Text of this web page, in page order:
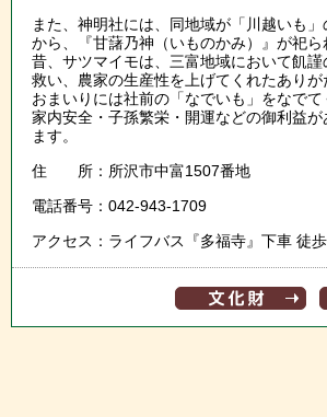
また、神明社には、同地域が「川越いも」
から、『甘藷乃神（いものかみ）』が祀ら
昔、サツマイモは、三富地域において飢
救い、農家の生産性を上げてくれたありが
おまいりには社前の「なでいも」をなでて
家内安全・子孫繁栄・開運などの御利益
ます。
住 所：所沢市中富1507番地
電話番号：042-943-1709
アクセス：ライフバス『多福寺』下車 徒